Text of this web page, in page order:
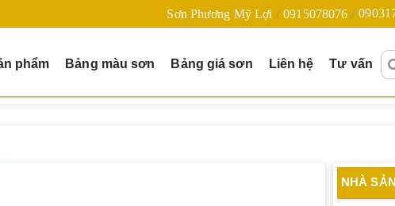
Sơn Phương Mỹ Lợi 0915078076
phẩm Bảng màu sơn Bảng giá sơn Liên hệ Tư vấn
NHÀ